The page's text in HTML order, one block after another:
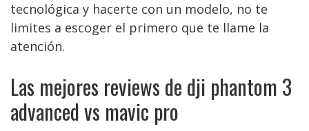
tecnológica y hacerte con un modelo, no te
limites a escoger el primero que te llame la
atención.
Las mejores reviews de dji phantom 3
advanced vs mavic pro